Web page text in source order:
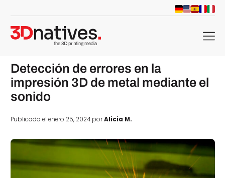
menu
Detección de errores en la
impresión 3D de metal mediante el
sonido
Publicado el enero 25, 2024 porAlicia M.